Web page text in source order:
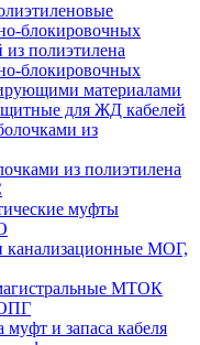
блокировочных
из полиэтилена
блокировочных
материалами
для ЖД кабелей
из полиэтилена
муфты
МОГ,
МТОК
муфт и запаса кабеля